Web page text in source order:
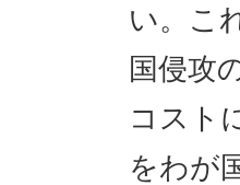
い。こ
国侵攻
コスト
をわが